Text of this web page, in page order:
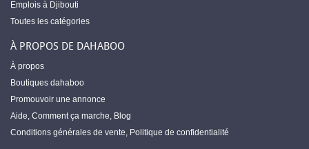
Emplois à Djibouti
Toutes les catégories
À PROPOS DE DAHABOO
À propos
Boutiques dahaboo
Promouvoir une annonce
Aide, Comment ça marche, Blog
Conditions générales de vente, Politique de confidentialité